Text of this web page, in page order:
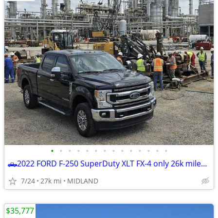
• • • • • • • • • • • • • •
🛻2022 FORD F-250 SuperDuty XLT FX-4 only 26k miles *BEST DEAL ZERO GAMES *☎
7/24 27k mi MIDLAND
$35,777